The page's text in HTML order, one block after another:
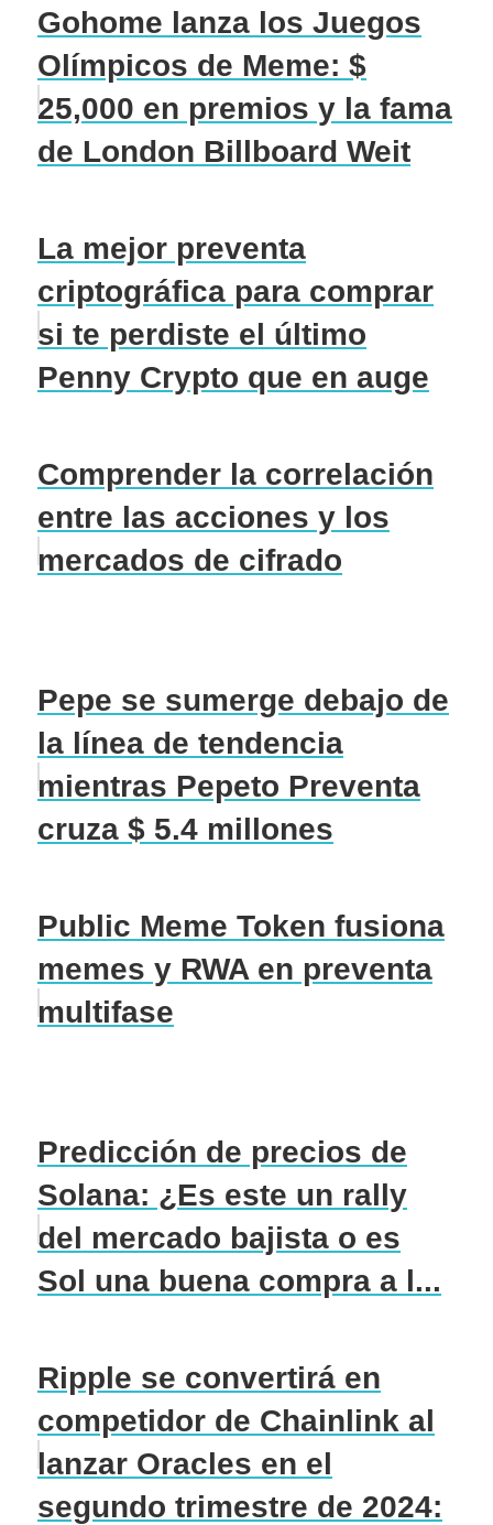
Gohome lanza los Juegos
Olímpicos de Meme: $
25,000 en premios y la fama
de London Billboard Weit
La mejor preventa
criptográfica para comprar
si te perdiste el último
Penny Crypto que en auge
Comprender la correlación
entre las acciones y los
mercados de cifrado
Pepe se sumerge debajo de
la línea de tendencia
mientras Pepeto Preventa
cruza $ 5.4 millones
Public Meme Token fusiona
memes y RWA en preventa
multifase
Predicción de precios de
Solana: ¿Es este un rally
del mercado bajista o es
Sol una buena compra a l...
Ripple se convertirá en
competidor de Chainlink al
lanzar Oracles en el
segundo trimestre de 2024: